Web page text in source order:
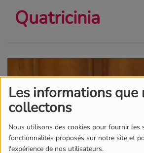
Les informations que
collectons
Nous utilisons des cookies pour fournir les
fonctionnalités proposés sur notre site et
l'expérience de nos utilisateurs.
Quatricinia